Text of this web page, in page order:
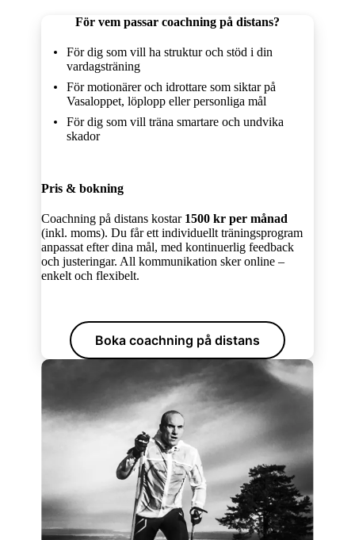
För vem passar coachning på distans?
För dig som vill ha struktur och stöd i din
vardagsträning
För motionärer och idrottare som siktar på
Vasaloppet, löplopp eller personliga mål
För dig som vill träna smartare och undvika
skador
Pris & bokning
Coachning på distans kostar 1500 kr per månad
(inkl. moms). Du får ett individuellt träningsprogram
anpassat efter dina mål, med kontinuerlig feedback
och justeringar. All kommunikation sker online –
enkelt och flexibelt.
Boka coachning på distans